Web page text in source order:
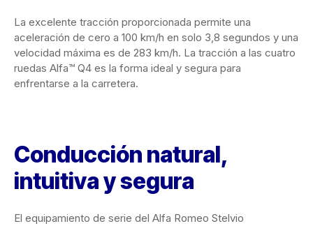
La excelente tracción proporcionada permite una
aceleración de cero a 100 km/h en solo 3,8 segundos y una
velocidad máxima es de 283 km/h. La tracción a las cuatro
ruedas Alfa™ Q4 es la forma ideal y segura para
enfrentarse a la carretera.
Conducción natural,
intuitiva y segura
El equipamiento de serie del Alfa Romeo Stelvio